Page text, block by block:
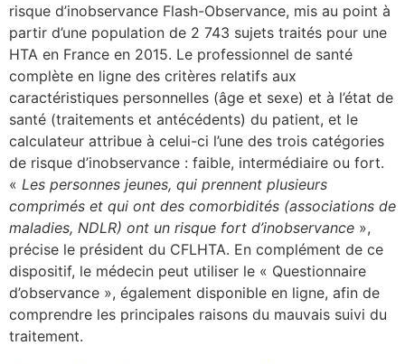
risque d’inobservance Flash-Observance, mis au point à
partir d’une population de 2 743 sujets traités pour une
HTA en France en 2015. Le professionnel de santé
complète en ligne des critères relatifs aux
caractéristiques personnelles (âge et sexe) et à l’état de
santé (traitements et antécédents) du patient, et le
calculateur attribue à celui-ci l’une des trois catégories
de risque d’inobservance : faible, intermédiaire ou fort.
« Les personnes jeunes, qui prennent plusieurs
comprimés et qui ont des comorbidités (associations de
maladies, NDLR) ont un risque fort d’inobservance »,
précise le président du CFLHTA. En complément de ce
dispositif, le médecin peut utiliser le « Questionnaire
d’observance », également disponible en ligne, afin de
comprendre les principales raisons du mauvais suivi du
traitement.